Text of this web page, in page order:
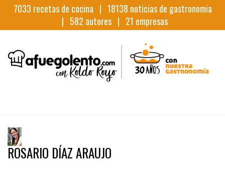
7033 recetas de cocina | 18138 noticias de gastronomia
| 582 autores | 21 empresas
ROSARIO DÍAZ ARAUJO